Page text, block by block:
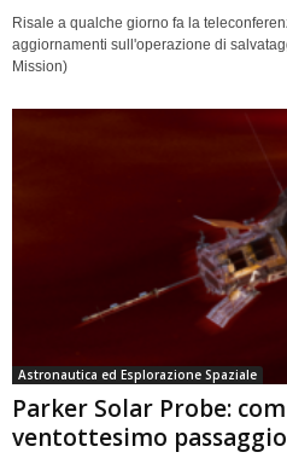
Risale a qualche giorno fa la
aggiornamenti sull'operazione di
Mission)
Astronautica ed Esplorazione Spaziale
Parker Solar Probe:
ventottesimo